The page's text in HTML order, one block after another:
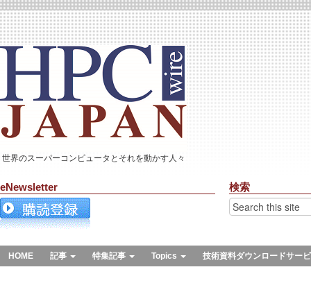
世界のスーパーコンピュータとそれを動かす人々
eNewsletter 検索
HOME 記事 特集記事 Topics 技術資料ダウンロードサー